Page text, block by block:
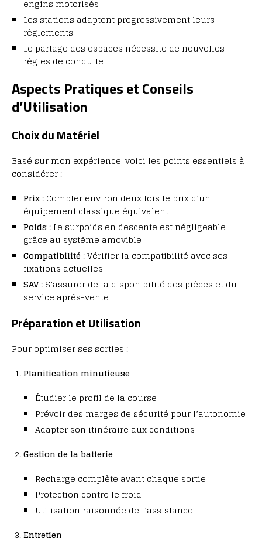
engins motorisés
Les stations adaptent progressivement leurs
règlements
Le partage des espaces nécessite de nouvelles
règles de conduite
Aspects Pratiques et Conseils
d’Utilisation
Choix du Matériel
Basé sur mon expérience, voici les points essentiels à
considérer :
Prix : Compter environ deux fois le prix d’un
équipement classique équivalent
Poids : Le surpoids en descente est négligeable
grâce au système amovible
Compatibilité : Vérifier la compatibilité avec ses
fixations actuelles
SAV : S’assurer de la disponibilité des pièces et du
service après-vente
Préparation et Utilisation
Pour optimiser ses sorties :
Planification minutieuse
Étudier le profil de la course
Prévoir des marges de sécurité pour l’autonomie
Adapter son itinéraire aux conditions
Gestion de la batterie
Recharge complète avant chaque sortie
Protection contre le froid
Utilisation raisonnée de l’assistance
Entretien